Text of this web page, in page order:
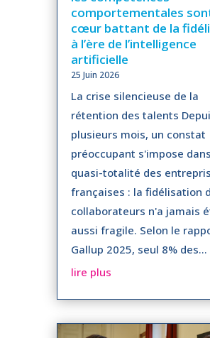
comportementales
cœur battant de la
à l’ère de l’intelligence
artificielle
25 Juin 2026
La crise silencieuse de la
rétention des talents
plusieurs mois, un constat
préoccupant s'impose
quasi-totalité des
françaises : la fidélisation
collaborateurs n'a jamais
aussi fragile. Selon le
Gallup 2025, seul 8% des...
lire plus